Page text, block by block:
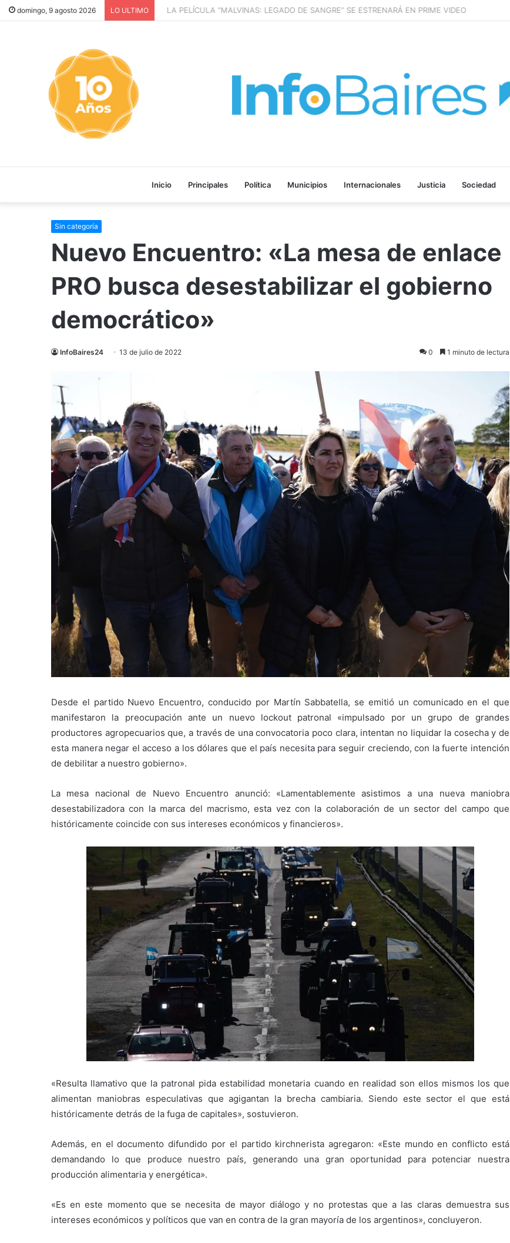
domingo, 9 agosto 2026 LO ULTIMO LA PELÍCULA “MALVINAS: LEGADO DE SANGRE” SE ESTRENARÁ EN PRIME VIDEO
Inicio Principales Política Municipios Internacionales Justicia Sociedad
Sin categoría
Nuevo Encuentro: «La mesa de enlace
PRO busca desestabilizar el gobierno
democrático»
InfoBaires24 13 de julio de 2022 0 1 minuto de lectura
Desde el partido Nuevo Encuentro, conducido por Martín Sabbatella, se emitió un comunicado en el que
manifestaron la preocupación ante un nuevo lockout patronal «impulsado por un grupo de grandes
productores agropecuarios que, a través de una convocatoria poco clara, intentan no liquidar la cosecha y de
esta manera negar el acceso a los dólares que el país necesita para seguir creciendo, con la fuerte intención
de debilitar a nuestro gobierno».
La mesa nacional de Nuevo Encuentro anunció: «Lamentablemente asistimos a una nueva maniobra
desestabilizadora con la marca del macrismo, esta vez con la colaboración de un sector del campo que
históricamente coincide con sus intereses económicos y financieros».
«Resulta llamativo que la patronal pida estabilidad monetaria cuando en realidad son ellos mismos los que
alimentan maniobras especulativas que agigantan la brecha cambiaria. Siendo este sector el que está
históricamente detrás de la fuga de capitales», sostuvieron.
Además, en el documento difundido por el partido kirchnerista agregaron: «Este mundo en conflicto está
demandando lo que produce nuestro país, generando una gran oportunidad para potenciar nuestra
producción alimentaria y energética».
«Es en este momento que se necesita de mayor diálogo y no protestas que a las claras demuestra sus
intereses económicos y políticos que van en contra de la gran mayoría de los argentinos», concluyeron.